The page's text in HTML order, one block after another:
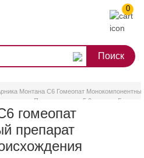
0
Монтана С6 Гомеопат
Происхождения 5,0гранулы
гомеопат
препарат